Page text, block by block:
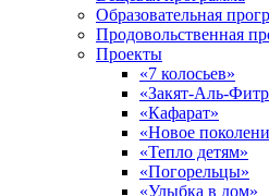
Образовательная
Продовольственная
Проекты
«7 колосьев»
«Закят-Аль-
«Кафарат»
«Новое
«Тепло детям»
«Погорельцы»
«Улыбка в дом»